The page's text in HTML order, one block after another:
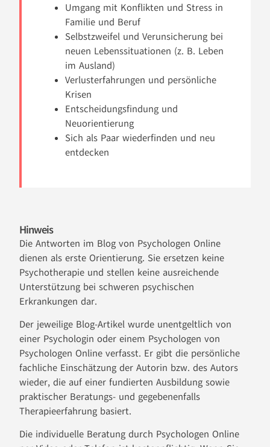
Umgang mit Konflikten und Stress in
Familie und Beruf
Selbstzweifel und Verunsicherung bei
neuen Lebenssituationen (z. B. Leben
im Ausland)
Verlusterfahrungen und persönliche
Krisen
Entscheidungsfindung und
Neuorientierung
Sich als Paar wiederfinden und neu
entdecken
Hinweis
Die Antworten im Blog von Psychologen Online
dienen als erste Orientierung. Sie ersetzen keine
Psychotherapie und stellen keine ausreichende
Unterstützung bei schweren psychischen
Erkrankungen dar.
Der jeweilige Blog-Artikel wurde unentgeltlich von
einer Psychologin oder einem Psychologen von
Psychologen Online verfasst. Er gibt die persönliche
fachliche Einschätzung der Autorin bzw. des Autors
wieder, die auf einer fundierten Ausbildung sowie
praktischer Beratungs- und gegebenenfalls
Therapieerfahrung basiert.
Die individuelle Beratung durch Psychologen Online